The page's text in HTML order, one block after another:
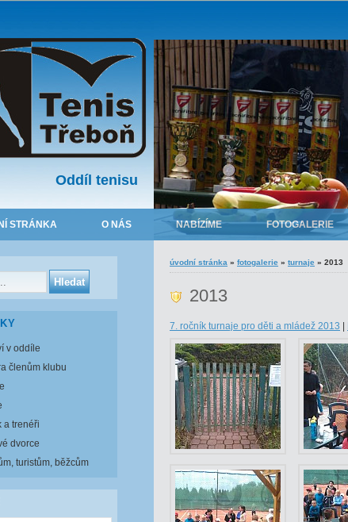
Oddíl tenisu
STRÁNKA O NÁS NABÍZÍME FOTOGALERIE
úvodní stránka » fotogalerie » turnaje » 2013
2013
7. ročník turnaje pro děti a mládež 2013
v oddíle
členům klubu
a trenéři
dvorce
turistům, běžcům